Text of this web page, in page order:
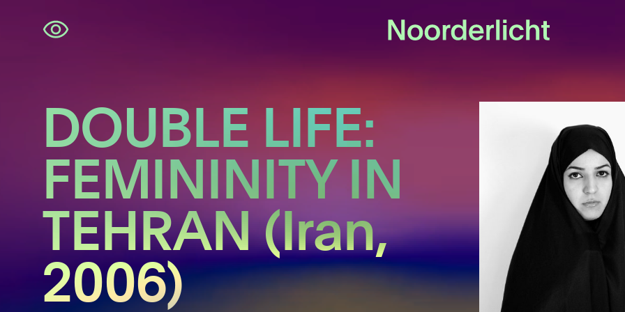
Navigatie
overslaan
DOUBLE LIFE:
FEMININITY IN
TEHRAN (Iran,
2006)